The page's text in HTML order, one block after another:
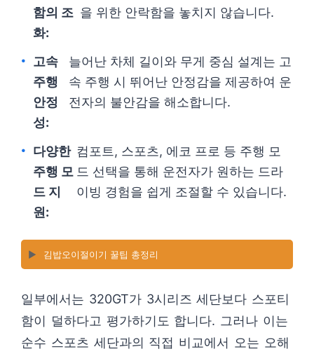
함의 조
화:
을 위한 안락함을 놓치지 않습니다.
고속
주행
안정
성:
늘어난 차체 길이와 무게 중심 설계는 고
속 주행 시 뛰어난 안정감을 제공하여 운
전자의 불안감을 해소합니다.
다양한
주행 모
드 지
원:
컴포트, 스포츠, 에코 프로 등 주행 모
드 선택을 통해 운전자가 원하는 드라
이빙 경험을 쉽게 조절할 수 있습니다.
▶️ 김밥오이절이기 꿀팁 총정리
일부에서는 320GT가 3시리즈 세단보다 스포티
함이 덜하다고 평가하기도 합니다. 그러나 이는
순수 스포츠 세단과의 직접 비교에서 오는 오해